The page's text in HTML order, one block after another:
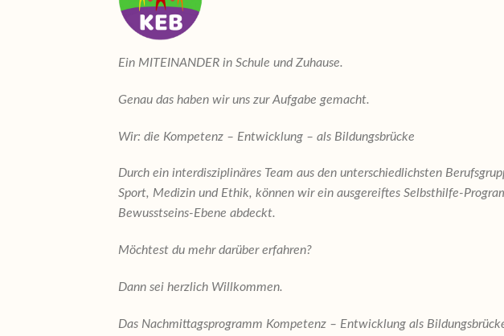
Ein MITEINANDER in Schule und Zuhause.
Genau das haben wir uns zur Aufgabe gemacht.
Wir: die Kompetenz – Entwicklung – als Bildungsbrücke
Durch ein interdisziplinäres Team aus den unterschiedlichsten
Sport, Medizin und Ethik, können wir ein ausgereiftes Selbsthilfe-
Bewusstseins-Ebene abdeckt.
Möchtest du mehr darüber erfahren?
Dann sei herzlich Willkommen.
Das Nachmittagsprogramm Kompetenz – Entwicklung als